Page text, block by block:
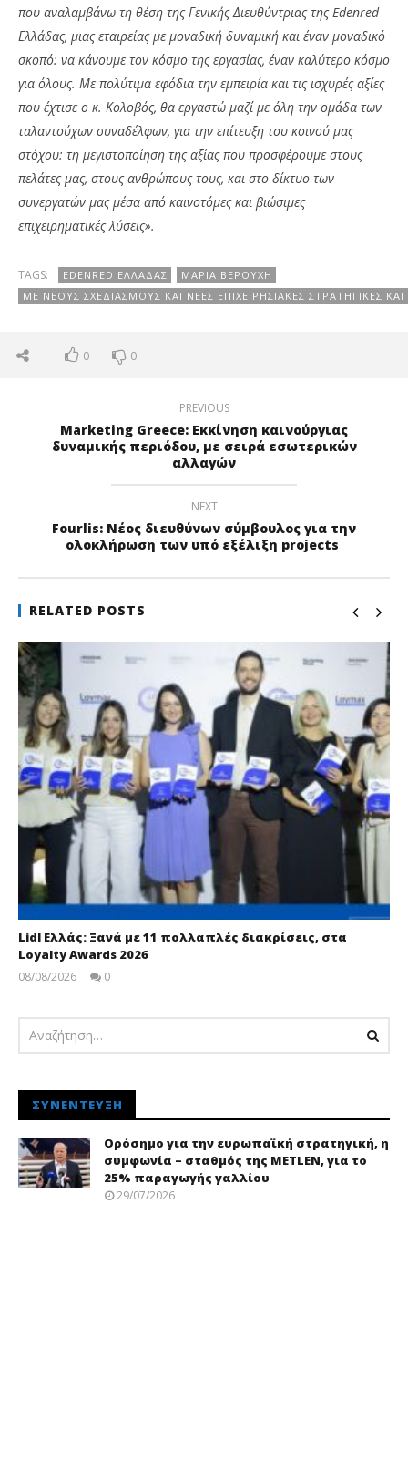
που αναλαμβάνω τη θέση της Γενικής Διευθύντριας της Edenred
Ελλάδας, μιας εταιρείας με μοναδική δυναμική και έναν μοναδικό
σκοπό: να κάνουμε τον κόσμο της εργασίας, έναν καλύτερο κόσμο
για όλους. Με πολύτιμα εφόδια την εμπειρία και τις ισχυρές αξίες
που έχτισε ο κ. Κολοβός, θα εργαστώ μαζί με όλη την ομάδα των
ταλαντούχων συναδέλφων, για την επίτευξη του κοινού μας
στόχου: τη μεγιστοποίηση της αξίας που προσφέρουμε στους
πελάτες μας, στους ανθρώπους τους, και στο δίκτυο των
συνεργατών μας μέσα από καινοτόμες και βιώσιμες
επιχειρηματικές λύσεις».
TAGS: EDENRED ΕΛΛΆΔΑΣ
ΜΑΡΊΑ ΒΕΡΟΎΧΗ
ΜΕ ΝΈΟΥΣ ΣΧΕΔΙΑΣΜΟΎΣ ΚΑΙ ΝΈΕΣ ΕΠΙΧΕΙΡΗΣΙΑΚΈΣ ΣΤΡΑΤΗΓΙΚΈΣ
0 0
PREVIOUS
Marketing Greece: Εκκίνηση καινούργιας
δυναμικής περιόδου, με σειρά εσωτερικών
αλλαγών
NEXT
Fοurlis: Νέος διευθύνων σύμβουλος για την
ολοκλήρωση των υπό εξέλιξη projects
RELATED POSTS
Lidl Ελλάς: Ξανά με 11 πολλαπλές διακρίσεις, στα
Loyalty Awards 2026
08/08/2026
0
ΣΥΝΈΝΤΕΥΞΗ
Ορόσημο για την ευρωπαϊκή στρατηγική, η
συμφωνία – σταθμός της METLEN, για το
25% παραγωγής γαλλίου
29/07/2026